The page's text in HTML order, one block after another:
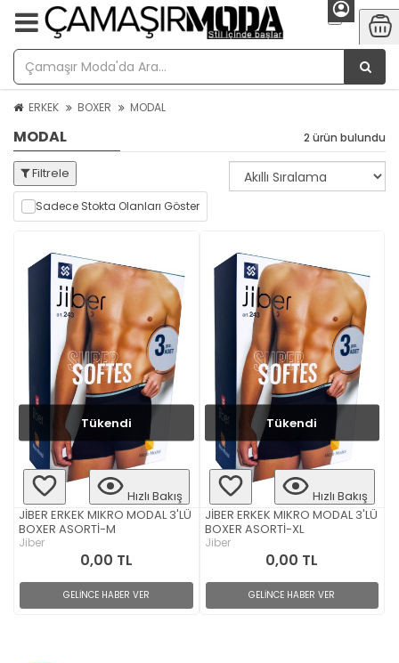
ERKEK BOXER MODAL
MODAL 2 ürün bulundu
Filtrele
Sadece Stokta Olanları Göster
Tükendi
Hızlı Bakış
JİBER ERKEK MIKRO MODAL 3'LÜ
BOXER ASORTİ-M
Jiber
0,00 TL
GELİNCE HABER VER
Tükendi
Hızlı Bakış
JİBER ERKEK MIKRO MODAL 3'LÜ
BOXER ASORTİ-XL
Jiber
0,00 TL
GELİNCE HABER VER